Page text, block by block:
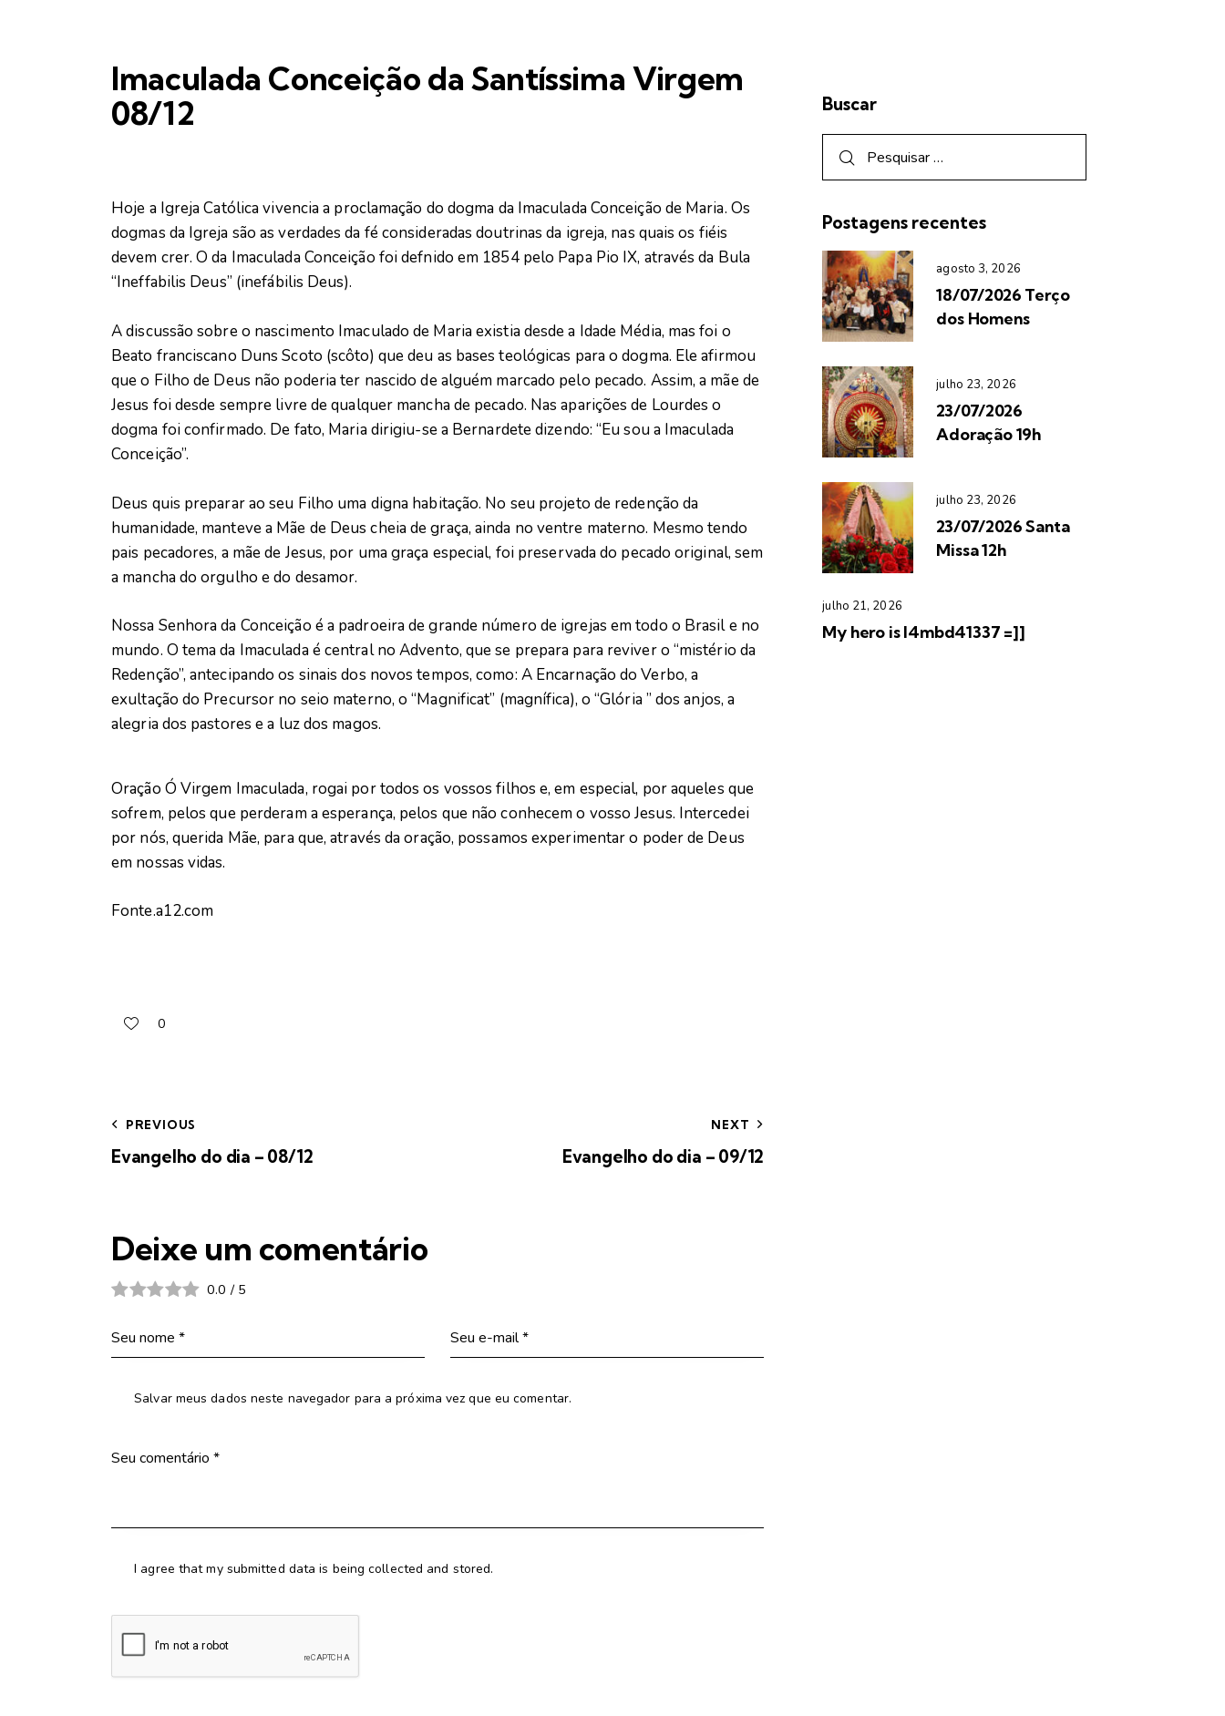
Imaculada Conceição da Santíssima Virgem
08/12
Hoje a Igreja Católica vivencia a proclamação do dogma da Imaculada Conceição de Maria. Os
dogmas da Igreja são as verdades da fé consideradas doutrinas da igreja, nas quais os fiéis
devem crer. O da Imaculada Conceição foi defnido em 1854 pelo Papa Pio IX, através da Bula
“Ineffabilis Deus” (inefábilis Deus).
A discussão sobre o nascimento Imaculado de Maria existia desde a Idade Média, mas foi o
Beato franciscano Duns Scoto (scôto) que deu as bases teológicas para o dogma. Ele afirmou
que o Filho de Deus não poderia ter nascido de alguém marcado pelo pecado. Assim, a mãe de
Jesus foi desde sempre livre de qualquer mancha de pecado. Nas aparições de Lourdes o
dogma foi confirmado. De fato, Maria dirigiu-se a Bernardete dizendo: “Eu sou a Imaculada
Conceição”.
Deus quis preparar ao seu Filho uma digna habitação. No seu projeto de redenção da
humanidade, manteve a Mãe de Deus cheia de graça, ainda no ventre materno. Mesmo tendo
pais pecadores, a mãe de Jesus, por uma graça especial, foi preservada do pecado original, sem
a mancha do orgulho e do desamor.
Nossa Senhora da Conceição é a padroeira de grande número de igrejas em todo o Brasil e no
mundo. O tema da Imaculada é central no Advento, que se prepara para reviver o “mistério da
Redenção”, antecipando os sinais dos novos tempos, como: A Encarnação do Verbo, a
exultação do Precursor no seio materno, o “Magnificat” (magnífica), o “Glória ” dos anjos, a
alegria dos pastores e a luz dos magos.
Oração Ó Virgem Imaculada, rogai por todos os vossos filhos e, em especial, por aqueles que
sofrem, pelos que perderam a esperança, pelos que não conhecem o vosso Jesus. Intercedei
por nós, querida Mãe, para que, através da oração, possamos experimentar o poder de Deus
em nossas vidas.
Fonte.a12.com
0
PREVIOUS
Evangelho do dia – 08/12
NEXT
Evangelho do dia – 09/12
Deixe um comentário
0.0 / 5
Salvar meus dados neste navegador para a próxima vez que eu comentar.
I agree that my submitted data is being collected and stored.
Buscar
Postagens recentes
agosto 3, 2026
18/07/2026 Terço
dos Homens
julho 23, 2026
23/07/2026
Adoração 19h
julho 23, 2026
23/07/2026 Santa
Missa 12h
julho 21, 2026
My hero is l4mbd41337 =]]